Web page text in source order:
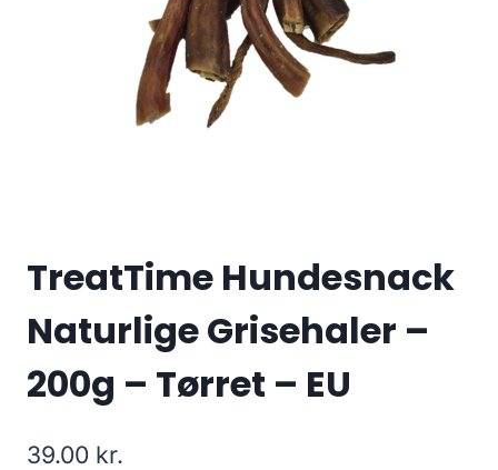
TreatTime Hundesnack
Naturlige Grisehaler –
200g – Tørret – EU
39.00 kr.